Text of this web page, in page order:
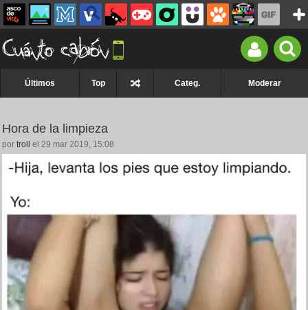
Últimos Top Categ. Moderar
Hora de la limpieza
por troll el 29 mar 2019, 15:08